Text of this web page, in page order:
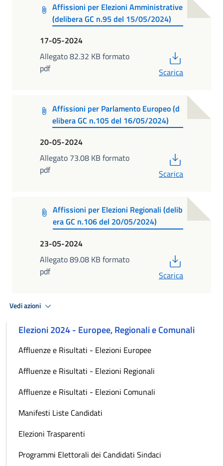
Affissioni per Elezioni Amministrative
(delibera GC n.95 del 15/05/2024)
17-05-2024
Allegato 82.32 KB formato
pdf
Scarica
Affissioni per Parlamento Europeo (d
elibera GC n.105 del 16/05/2024)
20-05-2024
Allegato 73.08 KB formato
pdf
Scarica
Affissioni per Elezioni Regionali (delib
era GC n.106 del 20/05/2024)
23-05-2024
Allegato 89.08 KB formato
pdf
Scarica
Vedi azioni
Elezioni 2024 - Europee, Regionali e Comunali
Affluenze e Risultati - Elezioni Europee
Affluenze e Risultati - Elezioni Regionali
Affluenze e Risultati - Elezioni Comunali
Manifesti Liste Candidati
Elezioni Trasparenti
Programmi Elettorali dei Candidati Sindaci